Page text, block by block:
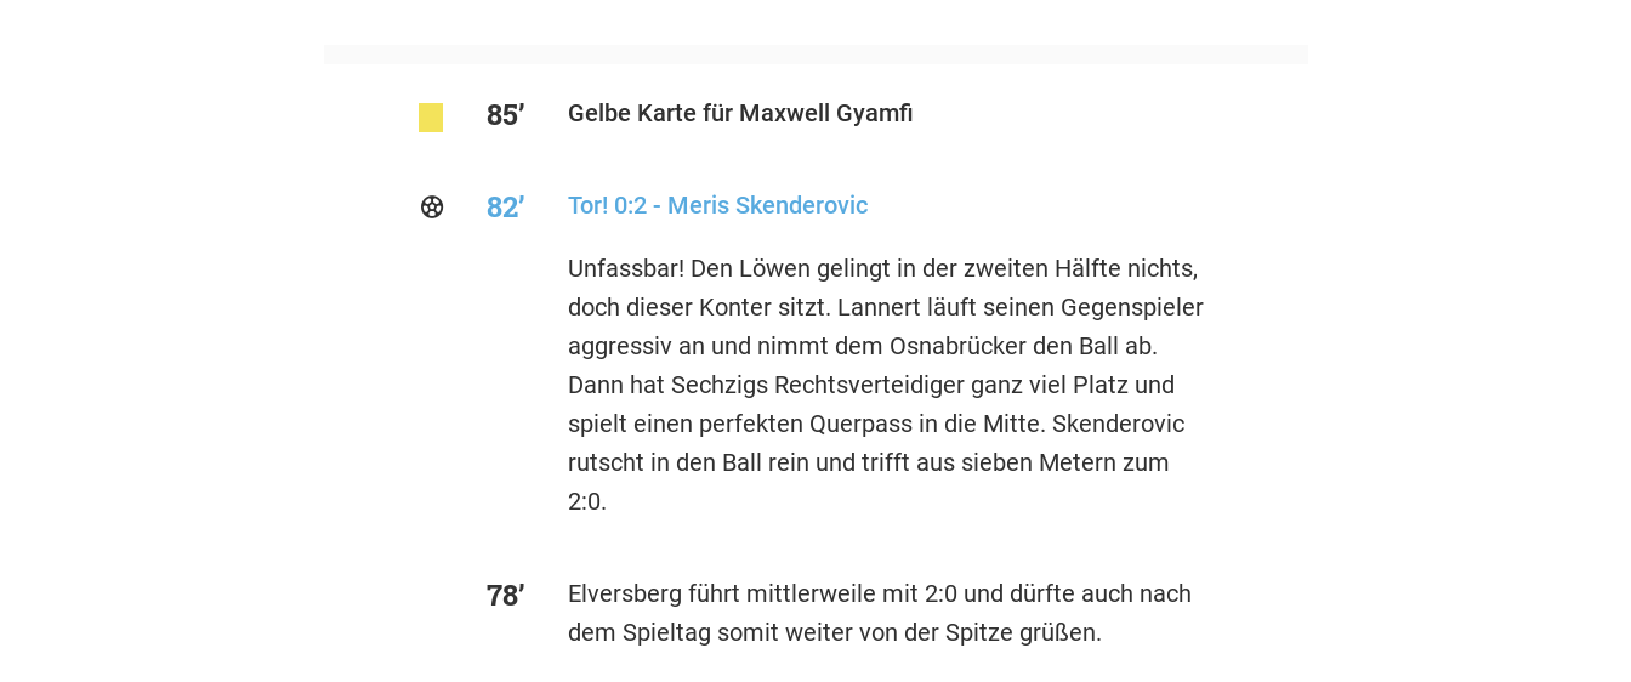
85’ Gelbe Karte für Maxwell Gyamfi
82’ Tor! 0:2 - Meris Skenderovic
Unfassbar! Den Löwen gelingt in der zweiten Hälfte nichts,
doch dieser Konter sitzt. Lannert läuft seinen Gegenspieler
aggressiv an und nimmt dem Osnabrücker den Ball ab.
Dann hat Sechzigs Rechtsverteidiger ganz viel Platz und
spielt einen perfekten Querpass in die Mitte. Skenderovic
rutscht in den Ball rein und trifft aus sieben Metern zum
2:0.
78’
Elversberg führt mittlerweile mit 2:0 und dürfte auch nach
dem Spieltag somit weiter von der Spitze grüßen.